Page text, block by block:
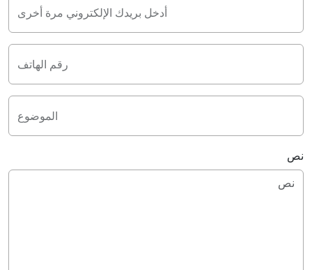
أدخل بريدك الإلكتروني مرة أخرى
رقم الهاتف
الموضوع
نص